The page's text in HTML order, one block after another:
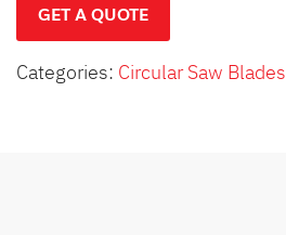
GET A QUOTE
Categories: Circular Saw Blades